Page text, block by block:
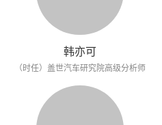
韩亦可
（时任）盖世汽车研究院高级分析师